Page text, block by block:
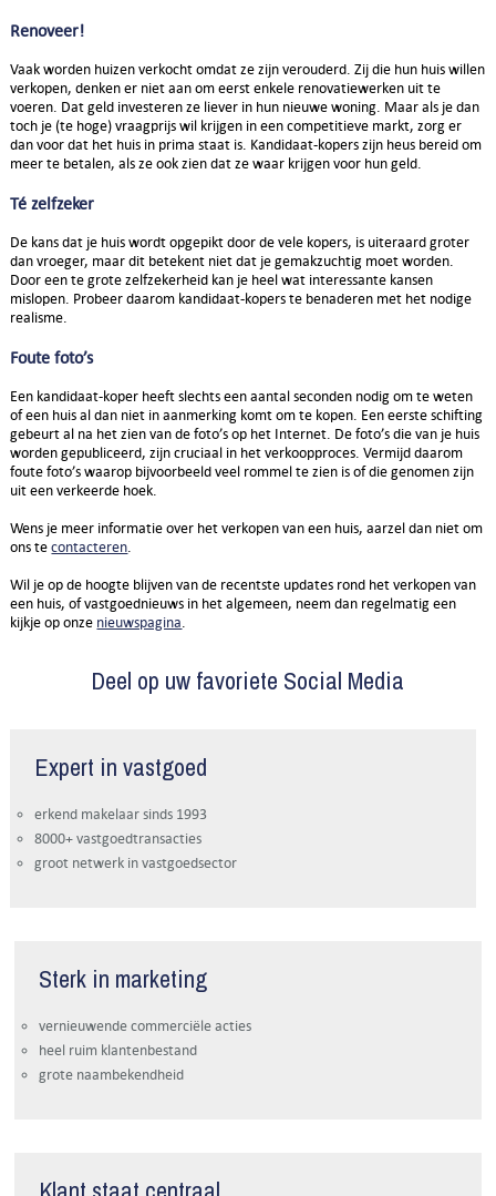
Renoveer!
Vaak worden huizen verkocht omdat ze zijn verouderd. Zij die hun huis willen
verkopen, denken er niet aan om eerst enkele renovatiewerken uit te
voeren. Dat geld investeren ze liever in hun nieuwe woning. Maar als je dan
toch je (te hoge) vraagprijs wil krijgen in een competitieve markt, zorg er
dan voor dat het huis in prima staat is. Kandidaat-kopers zijn heus bereid om
meer te betalen, als ze ook zien dat ze waar krijgen voor hun geld.
Té zelfzeker
De kans dat je huis wordt opgepikt door de vele kopers, is uiteraard groter
dan vroeger, maar dit betekent niet dat je gemakzuchtig moet worden.
Door een te grote zelfzekerheid kan je heel wat interessante kansen
mislopen. Probeer daarom kandidaat-kopers te benaderen met het nodige
realisme.
Foute foto’s
Een kandidaat-koper heeft slechts een aantal seconden nodig om te weten
of een huis al dan niet in aanmerking komt om te kopen. Een eerste schifting
gebeurt al na het zien van de foto’s op het Internet. De foto’s die van je huis
worden gepubliceerd, zijn cruciaal in het verkoopproces. Vermijd daarom
foute foto’s waarop bijvoorbeeld veel rommel te zien is of die genomen zijn
uit een verkeerde hoek.
Wens je meer informatie over het verkopen van een huis, aarzel dan niet om
ons tecontacteren.
Wil je op de hoogte blijven van de recentste updates rond het verkopen van
een huis, of vastgoednieuws in het algemeen, neem dan regelmatig een
kijkje op onze nieuwspagina.
Deel op uw favoriete Social Media
Expert in vastgoed
erkend makelaar sinds 1993
8000+ vastgoedtransacties
groot netwerk in vastgoedsector
Sterk in marketing
vernieuwende commerciële acties
heel ruim klantenbestand
grote naambekendheid